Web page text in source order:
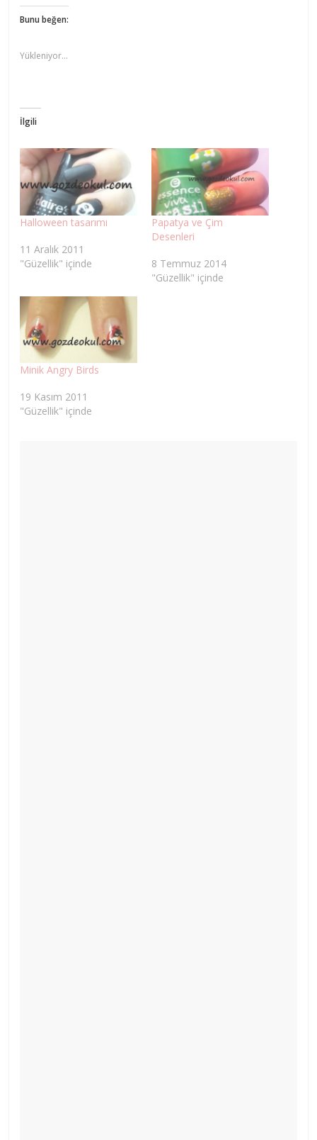
Bunu beğen:
Yükleniyor...
İlgili
Halloween tasarımı
11 Aralık 2011
"Güzellik" içinde
Papatya ve Çim
Desenleri
8 Temmuz 2014
"Güzellik" içinde
Minik Angry Birds
19 Kasım 2011
"Güzellik" içinde